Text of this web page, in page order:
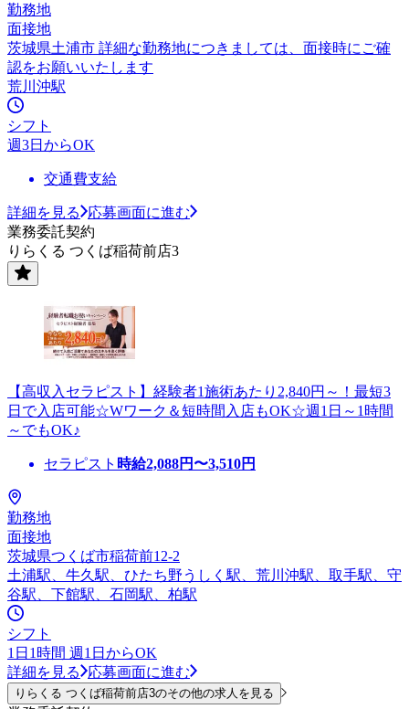
勤務地
面接地
茨城県土浦市 詳細な勤務地につきましては、面接時にご確
認をお願いいたします
荒川沖駅
シフト
週3日からOK
交通費支給
詳細を見る
応募画面に進む
業務委託契約
りらくる つくば稲荷前店3
【高収入セラピスト】経験者1施術あたり2,840円～！最短3
日で入店可能☆Wワーク＆短時間入店もOK☆週1日～1時間
～でもOK♪
セラピスト 時給2,088円〜3,510円
勤務地
面接地
茨城県つくば市稲荷前12-2
土浦駅、牛久駅、ひたち野うしく駅、荒川沖駅、取手駅、守
谷駅、下館駅、石岡駅、柏駅
シフト
1日1時間 週1日からOK
詳細を見る
応募画面に進む
りらくる つくば稲荷前店3のその他の求人を見る